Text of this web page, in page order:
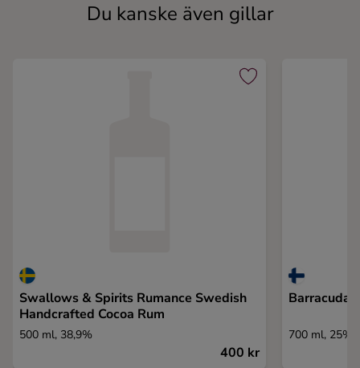
Du kanske även gillar
Swallows & Spirits Rumance Swedish
Handcrafted Cocoa Rum
500 ml, 38,9%
400 kr
Barracuda
700 ml, 25%